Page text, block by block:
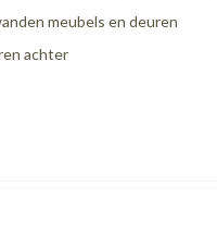
meubels en deuren
achter